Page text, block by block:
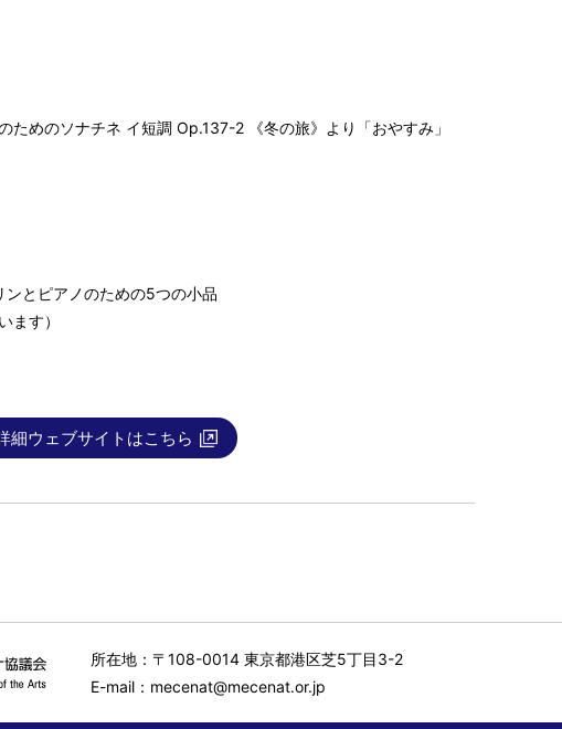
ためのソナチネ イ短調 Op.137-2 《冬の旅》より「おやすみ」
とピアノのための5つの小品
ます）
細ウェブサイトはこちら
所在地：〒108-0014 東京都港区芝5丁目3-2
E-mail：mecenat@mecenat.or.jp